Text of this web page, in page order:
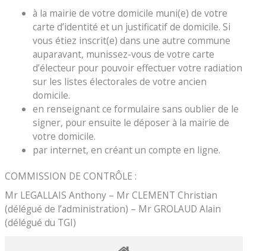
à la mairie de votre domicile muni(e) de votre
carte d’identité et un justificatif de domicile. Si
vous étiez inscrit(e) dans une autre commune
auparavant, munissez-vous de votre carte
d’électeur pour pouvoir effectuer votre radiation
sur les listes électorales de votre ancien
domicile.
en renseignant ce formulaire sans oublier de le
signer, pour ensuite le déposer à la mairie de
votre domicile.
par internet, en créant un compte en ligne.
COMMISSION DE CONTRÔLE :
Mr LEGALLAIS Anthony – Mr CLEMENT Christian
(délégué de l’administration) – Mr GROLAUD Alain
(délégué du TGI)